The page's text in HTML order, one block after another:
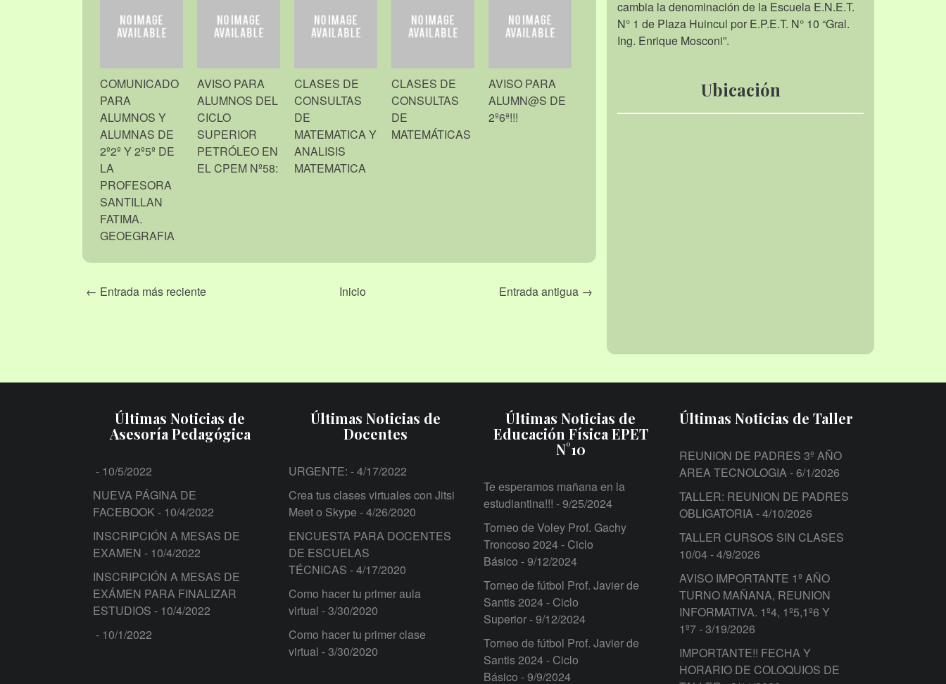
COMUNICADO
PARA
ALUMNOS Y
ALUMNAS DE
2º2º Y 2º5º DE
LA
PROFESORA
SANTILLAN
FATIMA.
GEOEGRAFIA
AVISO PARA
ALUMNOS DEL
CICLO
SUPERIOR
PETRÓLEO EN
EL CPEM Nº58:
CLASES DE
CONSULTAS
DE
MATEMATICA Y
ANALISIS
MATEMATICA
CLASES DE
CONSULTAS
DE
MATEMÁTICAS
AVISO PARA
ALUMN@S DE
2º6ª!!!
← Entrada más reciente Entrada antigua →
Inicio
cambia la denominación de la Escuela E.N.E.T.
N° 1 de Plaza Huincul por E.P.E.T. N° 10 “Gral.
Ing. Enrique Mosconi”.
Ubicación
Últimas Noticias de
Asesoría Pedagógica
- 10/5/2022
NUEVA PÁGINA DE
FACEBOOK - 10/4/2022
INSCRIPCIÓN A MESAS DE
EXAMEN - 10/4/2022
INSCRIPCIÓN A MESAS DE
EXÁMEN PARA FINALIZAR
ESTUDIOS - 10/4/2022
- 10/1/2022
Últimas Noticias de
Docentes
URGENTE: - 4/17/2022
Crea tus clases virtuales con Jitsi
Meet o Skype - 4/26/2020
ENCUESTA PARA DOCENTES
DE ESCUELAS
TÉCNICAS - 4/17/2020
Como hacer tu primer aula
virtual - 3/30/2020
Como hacer tu primer clase
virtual - 3/30/2020
Últimas Noticias de
Educación Física EPET
N°10
Te esperamos mañana en la
estudiantina!!! - 9/25/2024
Torneo de Voley Prof. Gachy
Troncoso 2024 - Ciclo
Básico - 9/12/2024
Torneo de fútbol Prof. Javier de
Santis 2024 - Ciclo
Superior- 9/12/2024
Torneo de fútbol Prof. Javier de
Santis 2024 - Ciclo
Básico - 9/9/2024
Últimas Noticias de Taller
REUNION DE PADRES 3º AÑO
AREA TECNOLOGIA- 6/1/2026
TALLER: REUNION DE PADRES
OBLIGATORIA- 4/10/2026
TALLER CURSOS SIN CLASES
10/04- 4/9/2026
AVISO IMPORTANTE 1º AÑO
TURNO MAÑANA, REUNION
INFORMATIVA. 1º4, 1º5,1º6 Y
1º7- 3/19/2026
IMPORTANTE!! FECHA Y
HORARIO DE COLOQUIOS DE